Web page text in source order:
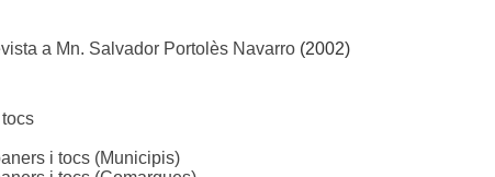
a Mn. Salvador Portolès Navarro (2002)
i tocs (Municipis)